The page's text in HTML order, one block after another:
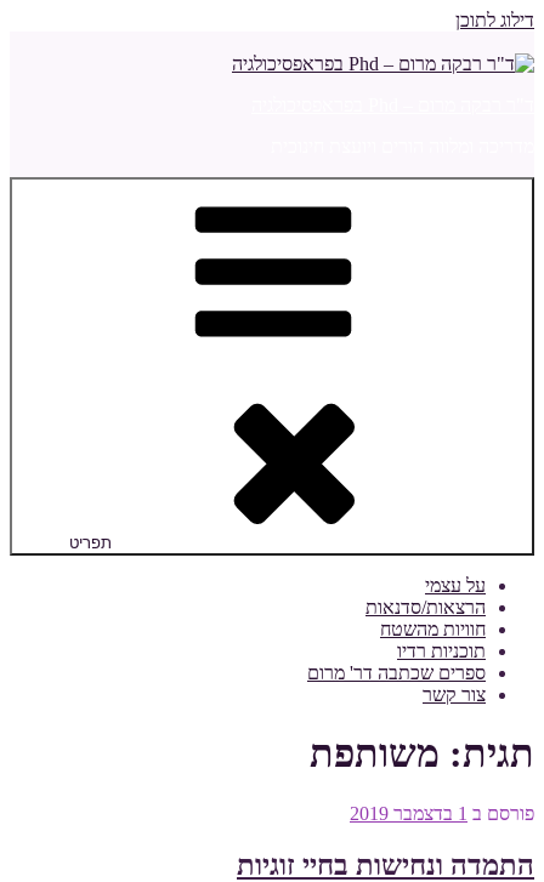
דילוג לתוכן
תפריט
על עצמי
הרצאות/סדנאות
חוויות מהשטח
תוכניות רדיו
ספרים שכתבה דר' מרום
צור קשר
תגית: משותפת
פורסם ב 1 בדצמבר 2019
התמדה ונחישות בחיי זוגיות